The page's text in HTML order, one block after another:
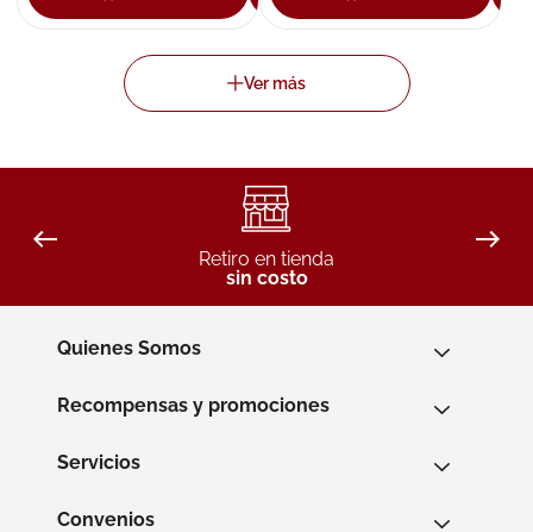
Retiro en tienda
sin costo
Quienes Somos
Recompensas y promociones
Servicios
Convenios